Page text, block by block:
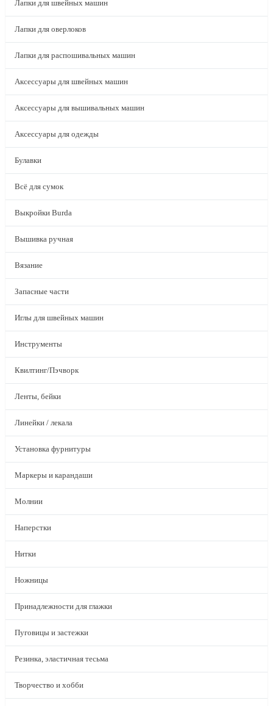
Лапки для швейных машин
Лапки для оверлоков
Лапки для распошивальных машин
Аксессуары для швейных машин
Аксессуары для вышивальных машин
Аксессуары для одежды
Булавки
Всё для сумок
Выкройки Burda
Вышивка ручная
Вязание
Запасные части
Иглы для швейных машин
Инструменты
Квилтинг/Пэчворк
Ленты, бейки
Линейки / лекала
Установка фурнитуры
Маркеры и карандаши
Молнии
Наперстки
Нитки
Ножницы
Принадлежности для глажки
Пуговицы и застежки
Резинка, эластичная тесьма
Творчество и хобби